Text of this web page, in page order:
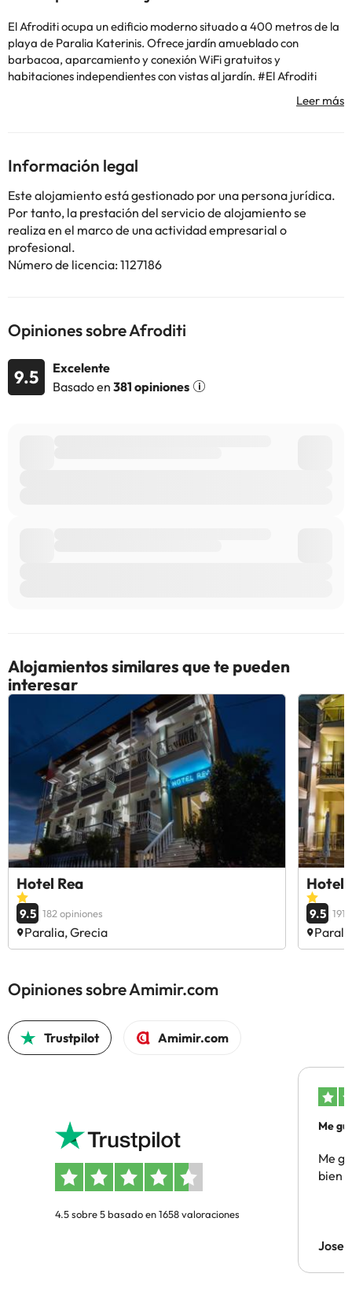
El Afroditi ocupa un edificio moderno situado a 400 metros de la
playa de Paralia Katerinis. Ofrece jardín amueblado con
barbacoa, aparcamiento y conexión WiFi gratuitos y
habitaciones independientes con vistas al jardín. #El Afroditi
ocupa un edificio moderno situado a 400 metros de la playa de
Paralia Katerinis. Ofrece jardín amueblado con barbacoa,
consultar sus tarifas directamente en el establecimiento. Toda la
información de esta ficha está sujeta a cambios por parte del
alojamiento. Si tienes dudas, contáctanos.
Información legal
Este alojamiento está gestionado por una persona jurídica.
Por tanto, la prestación del servicio de alojamiento se
realiza en el marco de una actividad empresarial o
profesional.
Número de licencia: 1127186
Opiniones sobre Afroditi
9.5
Excelente
Basado en 381 opiniones
Alojamientos similares que te pueden
interesar
Hotel Rea
9.5 182 opiniones
Paralia, Grecia
Hotel
9.5 191
Opiniones sobre Amimir.com
Trustpilot Amimir.com
4.5 sobre 5 basado en 1658 valoraciones
Me
Me
bien
Jose